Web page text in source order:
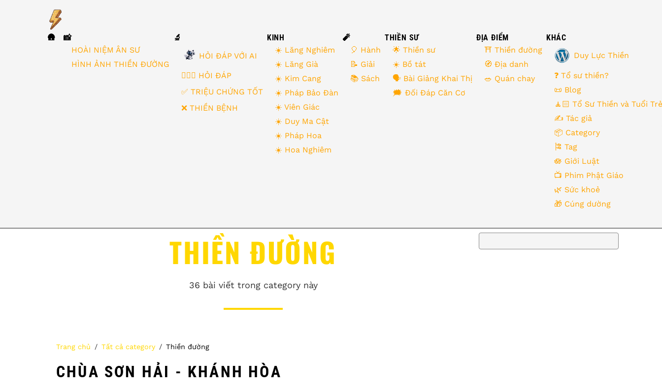
🛖
📸
HOÀI NIỆM ÂN SƯ
HÌNH ẢNH THIỀN ĐƯỜNG
🔬
HỎI ĐÁP VỚI AI
🙋🏻‍♂️ HỎI ĐÁP
✅ TRIỆU CHỨNG TỐT
❌ THIỀN BỆNH
KINH
☀️ Lăng Nghiêm
☀️ Lăng Già
☀️ Kim Cang
☀️ Pháp Bảo Đàn
☀️ Viên Giác
☀️ Duy Ma Cật
☀️ Pháp Hoa
☀️ Hoa Nghiêm
🧨
🎈 Hành
📝 Giải
📚 Sách
THIỀN SƯ
🌟 Thiền sư
☀️ Bồ tát
🗣 Bài Giảng Khai Thị
🗯 Đối Đáp Căn Cơ
ĐỊA ĐIỂM
⛩ Thiền đường
🧭 Địa danh
🥗 Quán chay
KHÁC
Duy Lực Thiền
❓ Tổ sư thiền?
📜 Blog
🧘🏻 Tổ Sư Thiền và Tuổi Trẻ
✍️ Tác giả
📦 Category
🎏 Tag
🪷 Giới Luật
📺 Phim Phật Giáo
🌿️ Sức khoẻ
🎁️ Cúng dường
THIỀN ĐƯỜNG
36 bài viết trong category này
Trang chủ Tất cả category Thiền đường
CHÙA SƠN HẢI - KHÁNH HÒA